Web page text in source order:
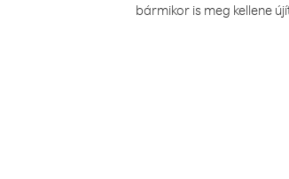
bármikor is meg kellene